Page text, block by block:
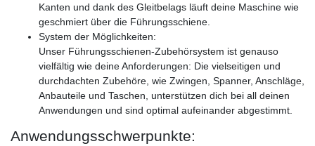
Kanten und dank des Gleitbelags läuft deine Maschine wie
geschmiert über die Führungsschiene.
System der Möglichkeiten:
Unser Führungsschienen-Zubehörsystem ist genauso
vielfältig wie deine Anforderungen: Die vielseitigen und
durchdachten Zubehöre, wie Zwingen, Spanner, Anschläge,
Anbauteile und Taschen, unterstützen dich bei all deinen
Anwendungen und sind optimal aufeinander abgestimmt.
Anwendungsschwerpunkte: